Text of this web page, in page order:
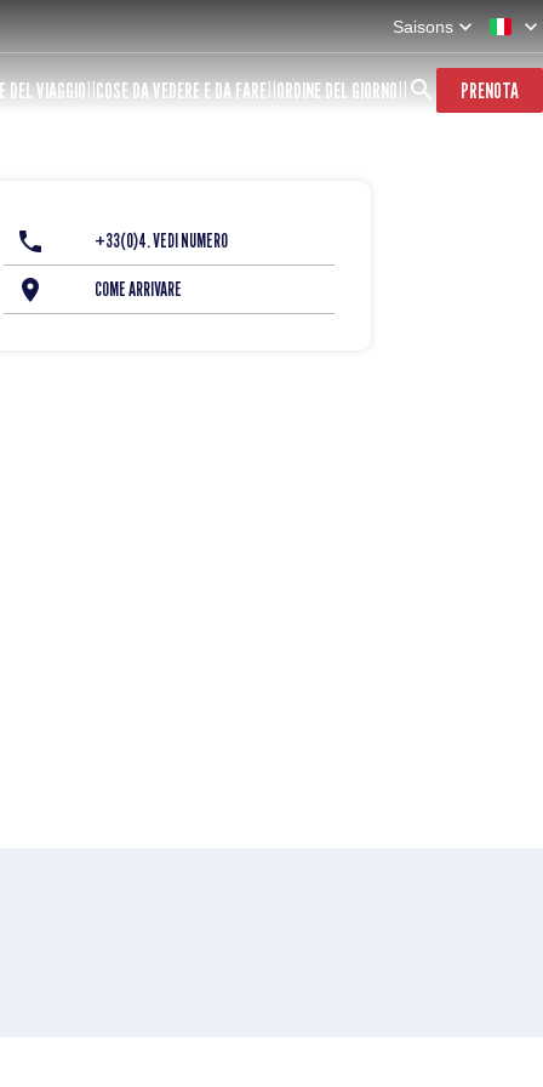
Saisons
DEL VIAGGIO COSE DA VEDERE E DA FARE ORDINE DEL GIORNO PRENOTA
+33(0)4. VEDI NUMERO
COME ARRIVARE